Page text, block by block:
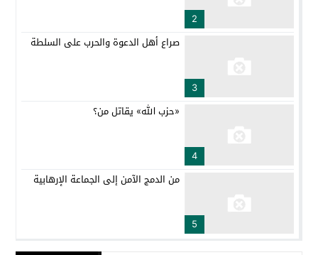
2
3
صراع أهل الدعوة والحرب على السلطة
4
«حزب الله» يقاتل من؟
5
من الدمج الآمن إلى الجماعة الإرهابية